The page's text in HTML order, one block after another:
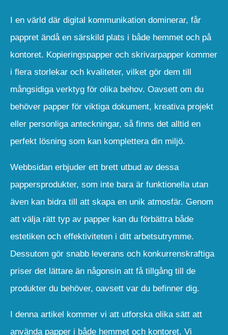
I en värld där digital kommunikation dominerar, får
pappret ändå en särskild plats i både hemmet och på
kontoret. Kopieringspapper och skrivarpapper kommer
i flera storlekar och kvaliteter, vilket gör dem till
mångsidiga verktyg för olika behov. Oavsett om du
behöver papper för viktiga dokument, kreativa projekt
eller personliga anteckningar, så finns det alltid en
perfekt lösning som kan komplettera din miljö.
Webbsidan erbjuder ett brett utbud av dessa
pappersprodukter, som inte bara är funktionella utan
även kan bidra till att skapa en unik atmosfär. Genom
att välja rätt typ av papper kan du förbättra både
estetiken och effektiviteten i ditt arbetsutrymme.
Dessutom gör snabb leverans och konkurrenskraftiga
priser det lättare än någonsin att få tillgång till de
produkter du behöver, oavsett var du befinner dig.
I denna artikel kommer vi att utforska olika sätt att
använda papper i både hemmet och kontoret. Vi